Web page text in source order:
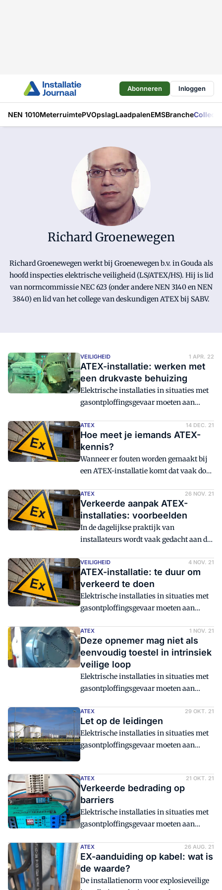
Abonneren Inloggen
NEN 1010MeterruimtePVOpslagLaadpalenEMSBranche
Richard Groenewegen
Richard Groenewegen werkt bij Groenewegen b.v. in Gouda als
hoofd inspecties elektrische veiligheid (LS/ATEX/HS). Hij is lid
van normcommissie NEC 623 (onder andere NEN 3140 en NEN
3840) en lid van het college van deskundigen ATEX bij SABV.
VEILIGHEID 1 APR. 22
ATEX-installatie: werken met
een drukvaste behuizing
Elektrische installaties in situaties met
gasontploffingsgevaar moeten aan
meer over de plaatsing en aansluiting
van een drukvaste behuizing.
ATEX 14 DEC. 21
Hoe meet je iemands ATEX-
kennis?
Wanneer er fouten worden gemaakt bij
een ATEX-installatie komt dat vaak door
ATEX 26 NOV. 21
Verkeerde aanpak ATEX-
installaties: voorbeelden
In de dagelijkse praktijk van
installateurs wordt vaak gedacht aan de
kortingspercentages. Bij ATEX-
installaties ligt dat echt anders. In dit
artikel geven we voorbeelden van een
verkeerde aanpak die resulteerde in hoge
kosten.
VEILIGHEID 4 NOV. 21
ATEX-installatie: te duur om
verkeerd te doen
Elektrische installaties in situaties met
gasontploffingsgevaar moeten aan
ATEX 1 NOV. 21
Deze opnemer mag niet als
eenvoudig toestel in intrinsiek
veilige loop
Elektrische installaties in situaties met
gasontploffingsgevaar moeten aan
weten dat niet.
ATEX 29 OKT. 21
Let op de leidingen
Elektrische installaties in situaties met
gasontploffingsgevaar moeten aan
speciale eisen voldoen. Veel monteurs
ATEX 21 OKT. 21
Verkeerde bedrading op
barriers
Elektrische installaties in situaties met
gasontploffingsgevaar moeten aan
weten dat niet.
ATEX 26 AUG. 21
EX-aanduiding op kabel: wat is
de waarde?
De installatienorm voor explosieveilige